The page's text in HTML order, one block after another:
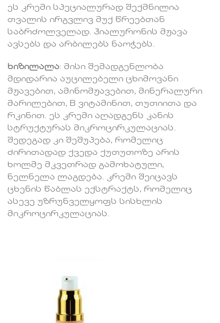
ეს კრემი სპეციალურად შექმნილია
თვალის ირგვლივ მუქ წრეებთან
საბრძოლველად. ჰიალურონის მჟავა
ავსებს და არბილებს ნაოჭებს.
ხიზილალა: მისი შემადგენლობა
მდიდარია აუცილებელი ცხიმოვანი
მჟავებით, ამინომჟავებით, მინერალური
მარილებით, B ვიტამინით, თუთიითა და
რკინით. ეს კრემი აღადგენს კანის
სტრუქტურას მიკროცირკულაციას.
შედეგად კი შეშუპება, რომელიც
ძირითადად ქვედა ქუთუთოზე არის
ხოლმე მკვეთრად გამოხატული,
ნელნელა ლაგდება. კრემი შეიცავს
ცხენის წაბლას ექსტრაქტს, რომელიც
ასევე უზრუნველყოფს სისხლის
მიკროცირკულაციას.